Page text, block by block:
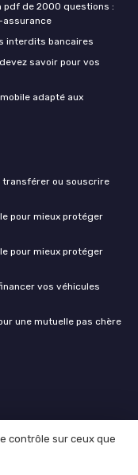
pdf de 2000 questions :
assurance
interdits bancaires
savoir pour vos
adapté aux
transférer ou souscrire
pour mieux protéger
pour mieux protéger
vos véhicules
une mutuelle pas chère
contrôle sur ceux que